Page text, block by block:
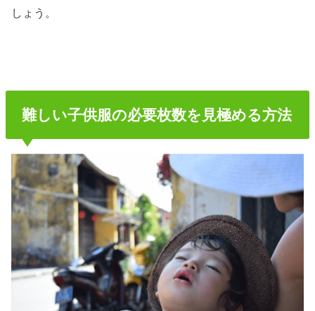
しょう。
難しい子供服の必要枚数を見極める方法